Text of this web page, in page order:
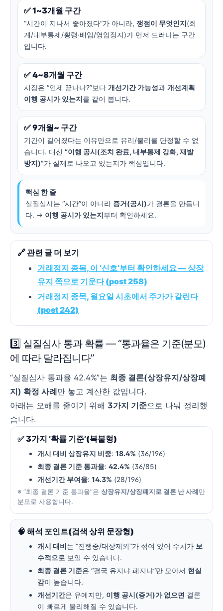
✅ 1~3개월 구간
“시간이 지나서 좋아졌다”가 아니라, 쟁점이 무엇인지(회
계/내부통제/횡령·배임/영업정지)가 먼저 드러나는 구간
입니다.
✅ 4~8개월 구간
시장은 “언제 끝나나?”보다 개선기간 가능성과 개선계획
이행 공시가 있는지를 같이 봅니다.
✅ 9개월~ 구간
기간이 길어졌다는 이유만으로 유리/불리를 단정할 수 없
습니다. 대신 “이행 공시(조치 완료, 내부통제 강화, 재발
방지)”가 실제로 나오고 있는지가 핵심입니다.
핵심 한 줄
실질심사는 “시간”이 아니라 증거(공시)가 결론을 만듭니
다. → 이행 공시가 있는지부터 확인하세요.
🔗 관련 글 더 보기
거래정지 종목, 이 ‘신호’부터 확인하세요 — 상장
유지 쪽으로 기운다 (post 258)
거래정지 종목, 월요일 시초에서 주가가 갈린다
(post 242)
3️⃣ 실질심사 통과 확률 — “통과율은 기준(분모)
에 따라 달라집니다”
“실질심사 통과율 42.4%”는 최종 결론(상장유지/상장폐
지) 확정 사례만 놓고 계산한 값입니다.
아래는 오해를 줄이기 위해 3가지 기준으로 나눠 정리했
습니다.
✅ 3가지 ‘확률 기준’(복붙형)
개시 대비 상장유지 비중: 18.4% (36/196)
최종 결론 기준 통과율: 42.4% (36/85)
개선기간 부여율: 14.3% (28/196)
※ “최종 결론 기준 통과율”은 상장유지/상장폐지로 결론 난 사례만
분모로 사용합니다.
🧠 해석 포인트(검색 상위 문장형)
개시 대비는 “진행중/대상제외”가 섞여 있어 수치가 보
수적으로 보일 수 있습니다.
최종 결론 기준은 “결국 유지냐 폐지냐”만 모아서 현실
감이 높습니다.
개선기간은 유예지만, 이행 공시(증거)가 없으면 결론
이 빠르게 불리해질 수 있습니다.